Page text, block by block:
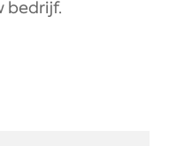
bedrijf.